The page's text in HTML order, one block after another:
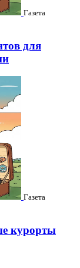
Газета
для
Газета
курорты